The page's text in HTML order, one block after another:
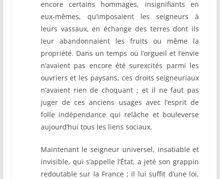
encore certains hommages, insignifiants en
eux-mêmes, qu’imposaient les seigneurs à
leurs vassaux, en échange des terres dont ils
leur abandonnaient les fruits ou même la
propriété. Dans un temps où l’orgueil et l’envie
n’avaient pas encore été surexcités parmi les
ouvriers et les paysans, ces droits seigneuriaux
n’avaient rien de choquant ; et il ne faut pas
juger de ces anciens usages avec l’esprit de
folle indépendance qui relâche et bouleverse
aujourd’hui tous les liens sociaux.
Maintenant le seigneur universel, insatiable et
invisible, qui s’appelle l’État, a jeté son grappin
redoutable sur la France ; il lui suffit d’une loi,